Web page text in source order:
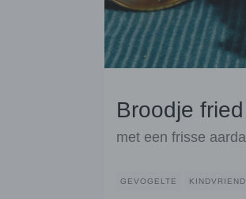
Broodje
met een frisse
GEVOGELTE